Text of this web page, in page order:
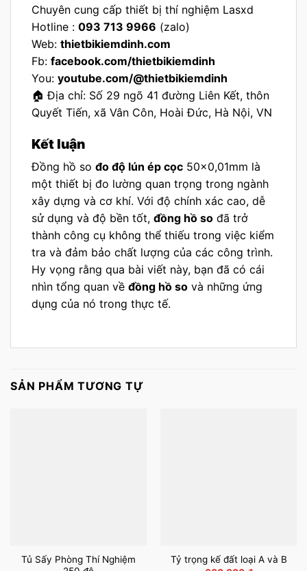
Chuyên cung cấp thiết bị thí nghiệm Lasxd
Hotline : 093 713 9966 (zalo)
Web: thietbikiemdinh.com
Fb: facebook.com/thietbikiemdinh
You: youtube.com/@thietbikiemdinh
🏠 Địa chỉ: Số 29 ngõ 41 đường Liên Kết, thôn
Quyết Tiến, xã Vân Côn, Hoài Đức, Hà Nội, VN
Kết luận
Đồng hồ so đo độ lún ép cọc 50×0,01mm là
một thiết bị đo lường quan trọng trong ngành
xây dựng và cơ khí. Với độ chính xác cao, dễ
sử dụng và độ bền tốt, đồng hồ so đã trở
thành công cụ không thể thiếu trong việc kiểm
tra và đảm bảo chất lượng của các công trình.
Hy vọng rằng qua bài viết này, bạn đã có cái
nhìn tổng quan về đồng hồ so và những ứng
dụng của nó trong thực tế.
SẢN PHẨM TƯƠNG TỰ
Tủ Sấy Phòng Thí Nghiệm
Tỷ trọng kế đất loại A và B